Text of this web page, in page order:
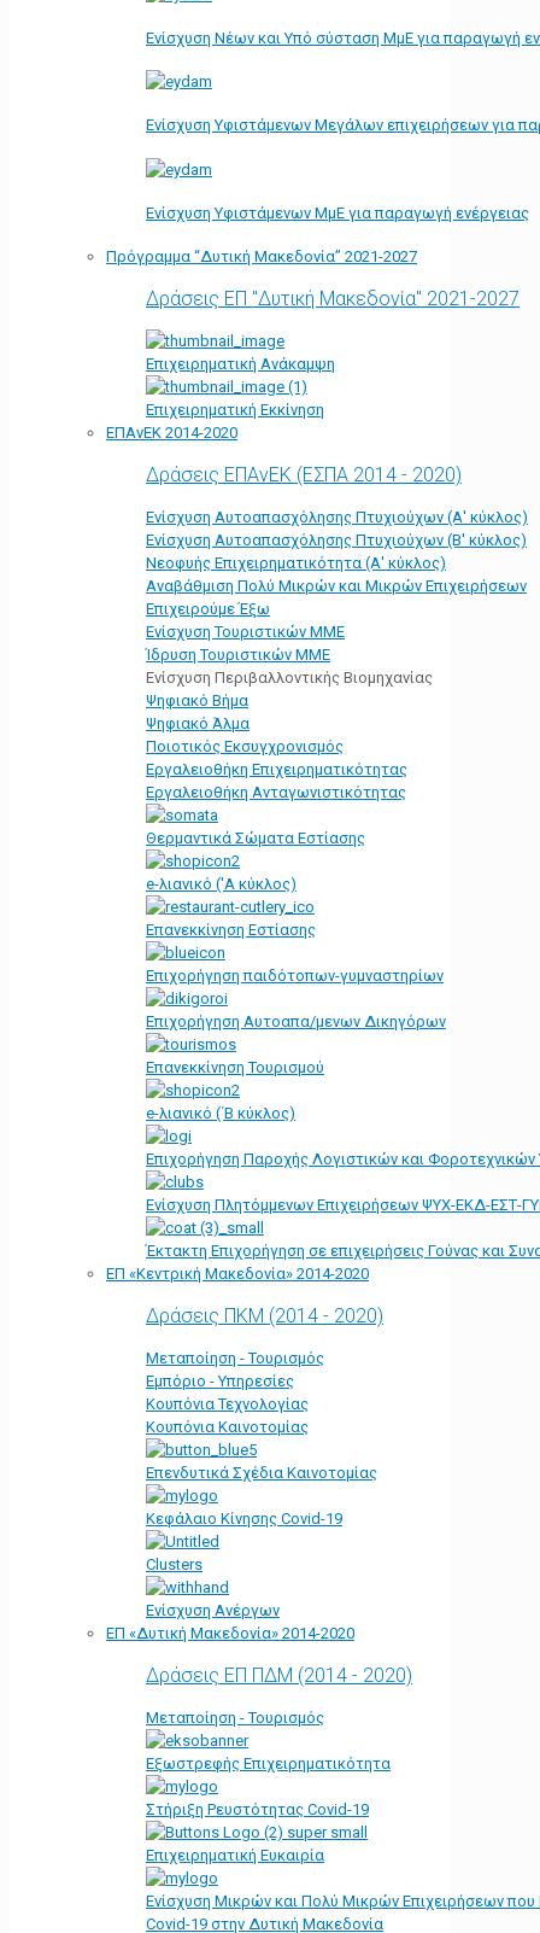
Ενίσχυση Νέων και Υπό σύσταση ΜμΕ για παραγωγή
Ενίσχυση Υφιστάμενων Μεγάλων επιχειρήσεων για
Ενίσχυση Υφιστάμενων ΜμΕ για παραγωγή ενέργειας
Πρόγραμμα “Δυτική Μακεδονία” 2021-2027
Δράσεις ΕΠ "Δυτική Μακεδονία" 2021-2027
Επιχειρηματική Ανάκαμψη
Επιχειρηματική Εκκίνηση
ΕΠΑνΕΚ 2014-2020
Δράσεις ΕΠΑνΕΚ (ΕΣΠΑ 2014 - 2020)
Ενίσχυση Αυτοαπασχόλησης Πτυχιούχων (Α' κύκλος)
Ενίσχυση Αυτοαπασχόλησης Πτυχιούχων (Β' κύκλος)
Νεοφυής Επιχειρηματικότητα (Α' κύκλος)
Αναβάθμιση Πολύ Μικρών και Μικρών Επιχειρήσεων
Επιχειρούμε Έξω
Ενίσχυση Τουριστικών ΜΜΕ
Ίδρυση Τουριστικών ΜΜΕ
Ενίσχυση Περιβαλλοντικής Βιομηχανίας
Ψηφιακό Βήμα
Ψηφιακό Άλμα
Ποιοτικός Εκσυγχρονισμός
Εργαλειοθήκη Eπιχειρηματικότητας
Εργαλειοθήκη Ανταγωνιστικότητας
Θερμαντικά Σώματα Εστίασης
e-λιανικό ('Α κύκλος)
Επανεκκίνηση Εστίασης
Επιχορήγηση παιδότοπων-γυμναστηρίων
Επιχορήγηση Αυτοαπα/μενων Δικηγόρων
Επανεκκίνηση Τουρισμού
e-λιανικό (΄Β κύκλος)
Επιχορήγηση Παροχής Λογιστικών και
Ενίσχυση Πλητόμμενων Επιχειρήσεων ΨΥΧ-ΕΚΔ-ΕΣΤ-
Έκτακτη Επιχορήγηση σε επιχειρήσεις Γούνας και
ΕΠ «Kεντρική Μακεδονία» 2014-2020
Δράσεις ΠΚΜ (2014 - 2020)
Μεταποίηση - Τουρισμός
Εμπόριο - Υπηρεσίες
Κουπόνια Τεχνολογίας
Κουπόνια Καινοτομίας
Επενδυτικά Σχέδια Καινοτομίας
Κεφάλαιο Κίνησης Covid-19
Clusters
Ενίσχυση Ανέργων
ΕΠ «Δυτική Μακεδονία» 2014-2020
Δράσεις ΕΠ ΠΔΜ (2014 - 2020)
Μεταποίηση - Τουρισμός
Εξωστρεφής Επιχειρηματικότητα
Στήριξη Ρευστότητας Covid-19
Επιχειρηματική Ευκαιρία
Ενίσχυση Μικρών και Πολύ Μικρών Επιχειρήσεων
Covid-19 στην Δυτική Μακεδονία